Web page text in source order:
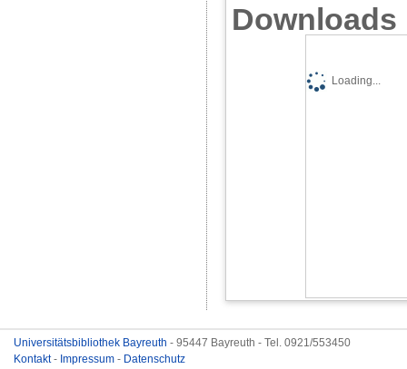
Downloads
Loading...
Universitätsbibliothek Bayreuth - 95447 Bayreuth - Tel. 0921/553450
Kontakt- Impressum - Datenschutz